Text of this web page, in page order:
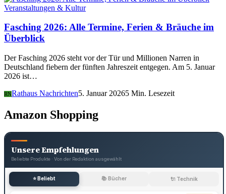
Veranstaltungen & Kultur
Fasching 2026: Alle Termine, Ferien & Bräuche im
Überblick
Der Fasching 2026 steht vor der Tür und Millionen Narren in
Deutschland fiebern der fünften Jahreszeit entgegen. Am 5. Januar
2026 ist…
RNRathaus Nachrichten5. Januar 20265 Min. Lesezeit
Amazon Shopping
Unsere Empfehlungen
Beliebte Produkte · Von der Redaktion ausgewählt
⭐ Beliebt 📚 Bücher 🔌 Technik